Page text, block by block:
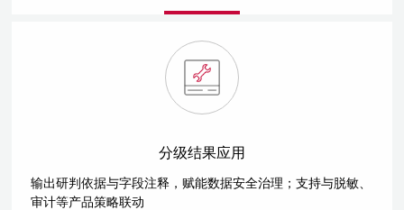
分级结果应用
输出研判依据与字段注释，赋能数据安全治理；支持与脱敏、
审计等产品策略联动